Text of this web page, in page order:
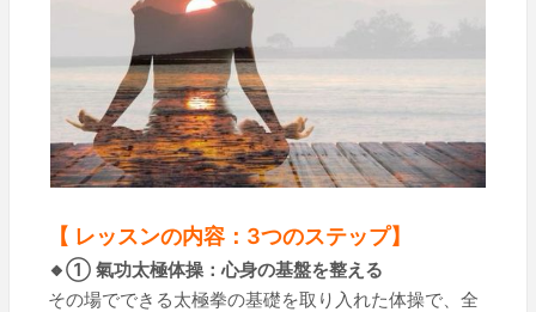
【 レッスンの内容：3つのステップ】
🔸① 氣功太極体操：心身の基盤を整える
その場でできる太極拳の基礎を取り入れた体操で、全